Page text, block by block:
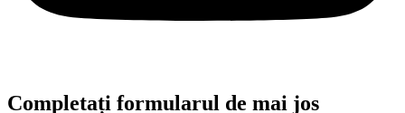
Completați formularul de mai jos